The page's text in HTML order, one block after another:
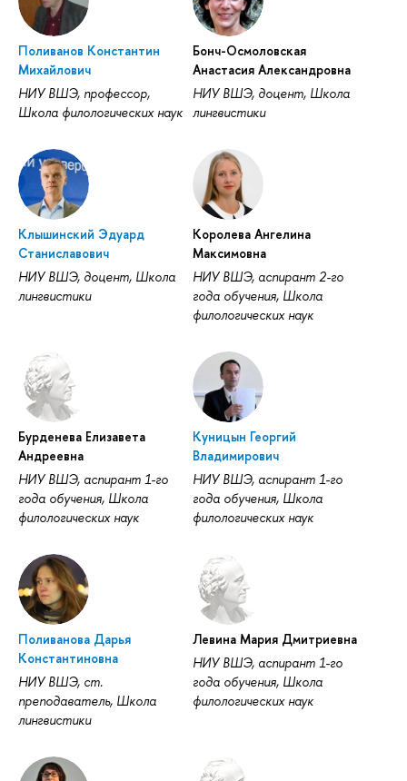
Поливанов Константин
Михайлович
НИУ ВШЭ, профессор,
Школа филологических наук
Бонч-Осмоловская
Анастасия Александровна
НИУ ВШЭ, доцент, Школа
лингвистики
Клышинский Эдуард
Станиславович
НИУ ВШЭ, доцент, Школа
лингвистики
Королева Ангелина
Максимовна
НИУ ВШЭ, аспирант 2-го
года обучения, Школа
филологических наук
Бурденева Елизавета
Андреевна
НИУ ВШЭ, аспирант 1-го
года обучения, Школа
филологических наук
Куницын Георгий
Владимирович
НИУ ВШЭ, аспирант 1-го
года обучения, Школа
филологических наук
Поливанова Дарья
Константиновна
НИУ ВШЭ, ст.
преподаватель, Школа
лингвистики
Левина Мария Дмитриевна
НИУ ВШЭ, аспирант 1-го
года обучения, Школа
филологических наук